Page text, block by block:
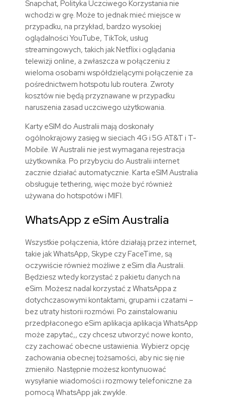
Snapchat, Polityka Uczciwego Korzystania nie
wchodzi w grę. Może to jednak mieć miejsce w
przypadku, na przykład, bardzo wysokiej
oglądalności YouTube, TikTok, usług
streamingowych, takich jak Netflix i oglądania
telewizji online, a zwłaszcza w połączeniu z
wieloma osobami współdzielącymi połączenie za
pośrednictwem hotspotu lub routera. Zwroty
kosztów nie będą przyznawane w przypadku
naruszenia zasad uczciwego użytkowania.
Karty eSIM do Australii mają doskonały
ogólnokrajowy zasięg w sieciach 4G i 5G AT&T i T-
Mobile. W Australii nie jest wymagana rejestracja
użytkownika. Po przybyciu do Australii internet
zacznie działać automatycznie. Karta eSIM Australia
obsługuje tethering, więc może być również
używana do hotspotów i MIFI.
WhatsApp z eSim Australia
Wszystkie połączenia, które działają przez internet,
takie jak WhatsApp, Skype czy FaceTime, są
oczywiście również możliwe z eSim dla Australii.
Będziesz wtedy korzystać z pakietu danych na
eSim. Możesz nadal korzystać z WhatsAppa z
dotychczasowymi kontaktami, grupami i czatami –
bez utraty historii rozmówi. Po zainstalowaniu
przedpłaconego eSim aplikacja aplikacja WhatsApp
może zapytać,, czy chcesz utworzyć nowe konto,
czy zachować obecne ustawienia. Wybierz opcję
zachowania obecnej tożsamości, aby nic się nie
zmieniło. Następnie możesz kontynuować
wysyłanie wiadomości i rozmowy telefoniczne za
pomocą WhatsApp jak zwykle.